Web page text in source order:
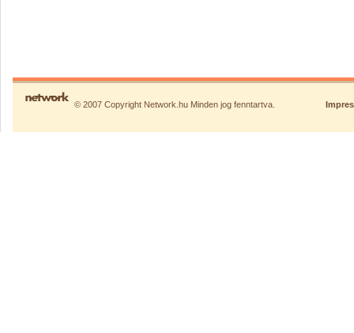
© 2007 Copyright Network.hu Minden jog fenntartva.